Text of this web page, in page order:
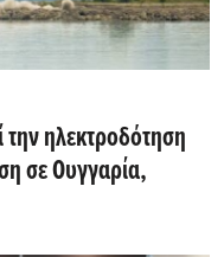
την ηλεκτροδότηση
σε Ουγγαρία,